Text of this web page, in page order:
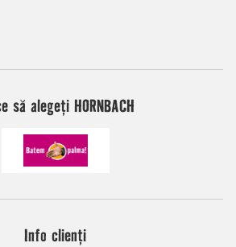
să alegeți HORNBACH
Info clienți